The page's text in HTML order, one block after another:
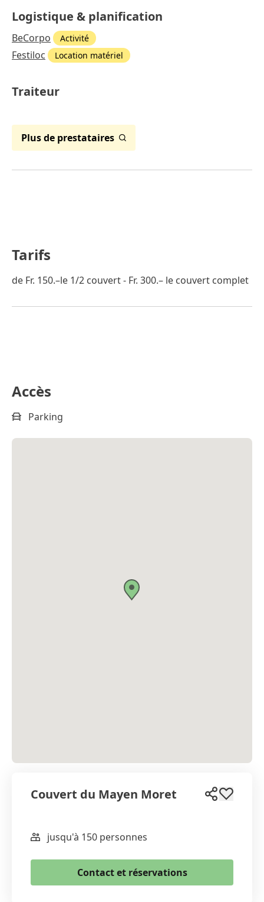
Logistique & planification
BeCorpo Activité
Festiloc Location matériel
Traiteur
Plus de prestataires
Tarifs
de Fr. 150.–le 1/2 couvert - Fr. 300.– le couvert complet
Accès
Parking
Couvert du Mayen Moret
WhatsApp
Email
Copier le lien
jusqu'à 150 personnes
Contact et réservations